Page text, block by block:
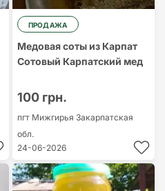
ПРОДАЖА
Медовая соты из Карпат
Сотовый Карпатский мед
100 грн.
пгт Мижгирья Закарпатская
обл.
24-06-2026